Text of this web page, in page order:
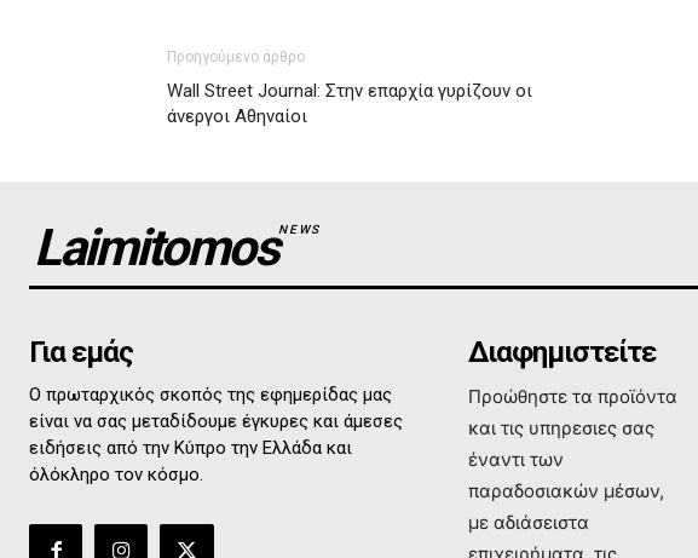
Προηγούμενο άρθρο
Wall Street Journal: Στην επαρχία γυρίζουν οι
άνεργοι Αθηναίοι
LaimitomosNEWS
Για εμάς
Ο πρωταρχικός σκοπός της εφημερίδας μας
είναι να σας μεταδίδουμε έγκυρες και άμεσες
ειδήσεις από την Κύπρο την Ελλάδα και
όλόκληρο τον κόσμο.
Διαφημιστείτε
Προώθηστε τα προϊόντα
και τις υπηρεσιες σας
έναντι των
παραδοσιακών μέσων,
με αδιάσειστα